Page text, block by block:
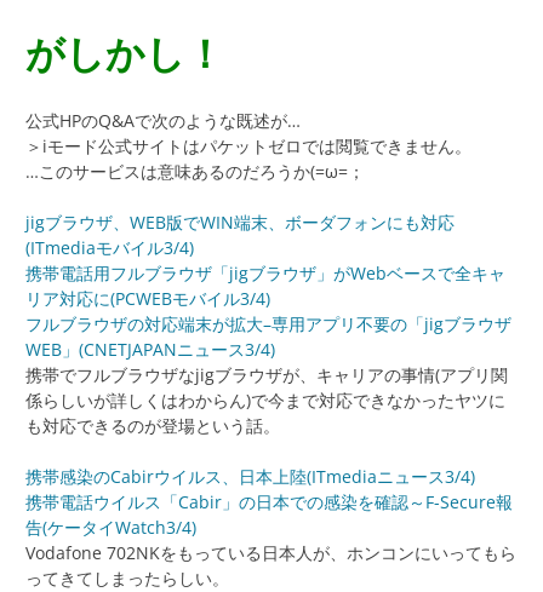
がしかし！
公式HPのQ&Aで次のような既述が…
＞iモード公式サイトはパケットゼロでは閲覧できません。
…このサービスは意味あるのだろうか(=ω=；
jigブラウザ、WEB版でWIN端末、ボーダフォンにも対応
(ITmediaモバイル3/4)
携帯電話用フルブラウザ「jigブラウザ」がWebベースで全キャ
リア対応に(PCWEBモバイル3/4)
フルブラウザの対応端末が拡大–専用アプリ不要の「jigブラウザ
WEB」(CNETJAPANニュース3/4)
携帯でフルブラウザなjigブラウザが、キャリアの事情(アプリ関
係らしいが詳しくはわからん)で今まで対応できなかったヤツに
も対応できるのが登場という話。
携帯感染のCabirウイルス、日本上陸(ITmediaニュース3/4)
携帯電話ウイルス「Cabir」の日本での感染を確認～F-Secure報
告(ケータイWatch3/4)
Vodafone 702NKをもっている日本人が、ホンコンにいってもら
ってきてしまったらしい。